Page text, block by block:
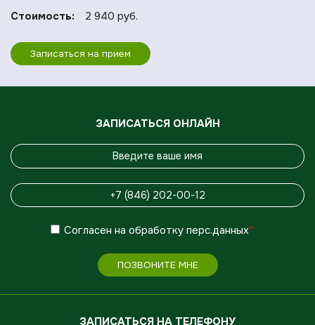
Стоимость: 2 940 руб.
Записаться на прием
ЗАПИСАТЬСЯ ОНЛАЙН
Согласен на обработку перс.данных*
ПОЗВОНИТЕ МНЕ
ЗАПИСАТЬСЯ НА ТЕЛЕФОНУ